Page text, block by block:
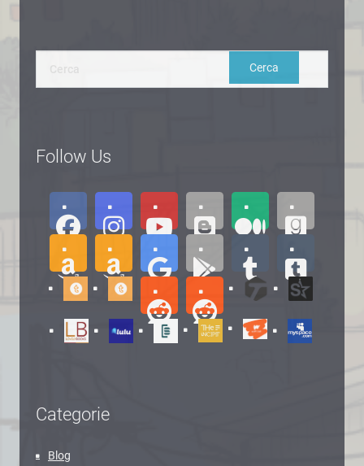
Follow Us
Categorie
Blog